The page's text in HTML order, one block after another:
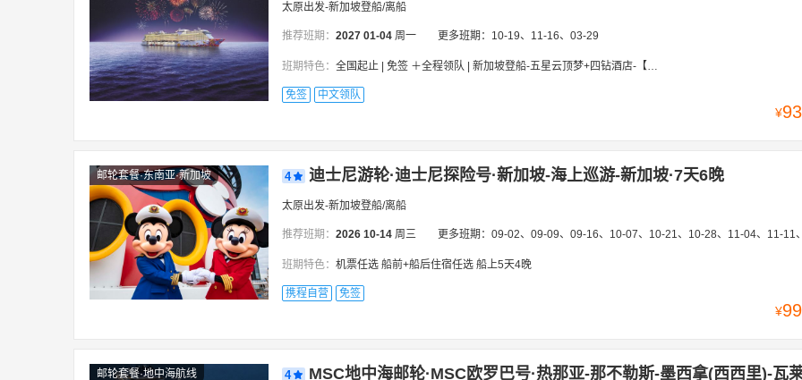
太原出发-新加坡登船/离船
推荐班期： 2027 01-04 周一 更多班期： 10-19、11-16、03-29
班期特色： 全国起止 | 免签 ＋全程领队 | 新加坡登船-五星云顶梦+四钻酒店-【新加坡-槟城-吉隆坡-民丹岛 9天8晚】 | 赠送价值980岸上观光
免签 中文领队
¥
邮轮套餐·东南亚·新加坡 4 迪士尼游轮·迪士尼探险号·新加坡-海上巡游-新加坡·7天6晚
太原出发-新加坡登船/离船
推荐班期： 2026 10-14 周三 更多班期： 09-02、09-09、09-16、10-07、10-21、10-28、11-04、11-11、11-18、11-25、12-02、12-09、
班期特色： 机票任选 船前+船后住宿任选 船上5天4晚
携程自营 免签
¥
邮轮套餐·地中海航线 4
MSC地中海邮轮·MSC欧罗巴号·热那亚-那不勒斯-墨西拿(西西里)-瓦